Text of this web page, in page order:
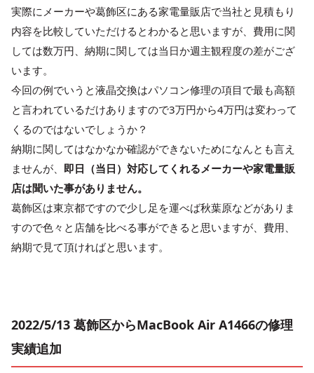
実際にメーカーや葛飾区にある家電量販店で当社と見積もり
内容を比較していただけるとわかると思いますが、費用に関
しては数万円、納期に関しては当日か週主観程度の差がござ
います。
今回の例でいうと液晶交換はパソコン修理の項目で最も高額
と言われているだけありますので3万円から4万円は変わって
くるのではないでしょうか？
納期に関してはなかなか確認ができないためになんとも言え
ませんが、 即日（当日）対応してくれるメーカーや家電量販
店は聞いた事がありません。
葛飾区は東京都ですので少し足を運べば秋葉原などがありま
すので色々と店舗を比べる事ができると思いますが、費用、
納期で見て頂ければと思います。
2022/5/13 葛飾区からMacBook Air A1466の修理
実績追加